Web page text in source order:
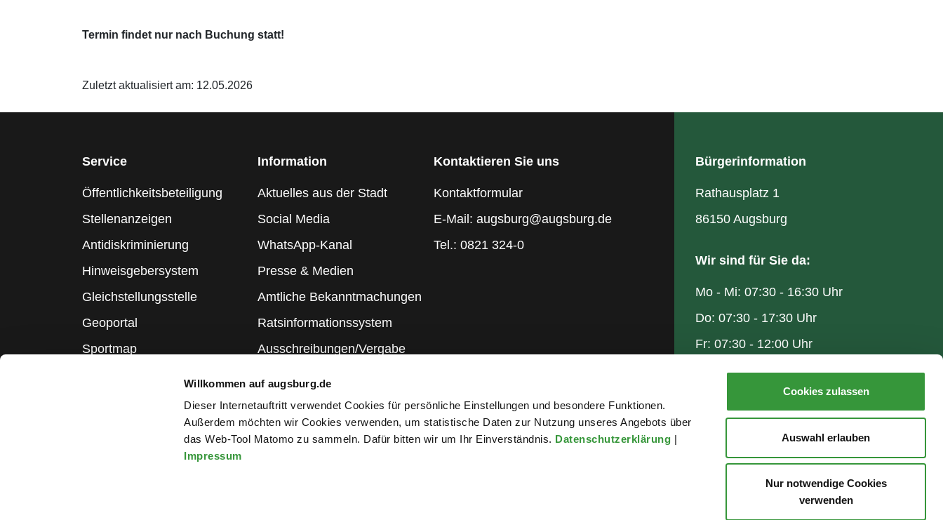
Willkommen auf augsburg.de
Dieser Internetauftritt verwendet Cookies für persönliche Einstellungen und besondere Funktionen.
Außerdem möchten wir Cookies verwenden, um statistische Daten zur Nutzung unseres Angebots über
das Web-Tool Matomo zu sammeln. Dafür bitten wir um Ihr Einverständnis. Datenschutzerklärung |
Impressum
Cookies zulassen
Auswahl erlauben
Nur notwendige Cookies
verwenden
Termin findet nur nach Buchung statt!
Zuletzt aktualisiert am: 12.05.2026
Service
Öffentlichkeitsbeteiligung
Stellenanzeigen
Antidiskriminierung
Hinweisgebersystem
Gleichstellungsstelle
Geoportal
Sportmap
Information
Aktuelles aus der Stadt
Social Media
WhatsApp-Kanal
Presse & Medien
Amtliche Bekanntmachungen
Ratsinformationssystem
Ausschreibungen/Vergabe
Kontaktieren Sie uns
Kontaktformular
E-Mail: augsburg@augsburg.de
Tel.: 0821 324-0
Bürgerinformation
Rathausplatz 1
86150 Augsburg
Wir sind für Sie da:
Mo - Mi: 07:30 - 16:30 Uhr
Do: 07:30 - 17:30 Uhr
Fr: 07:30 - 12:00 Uhr